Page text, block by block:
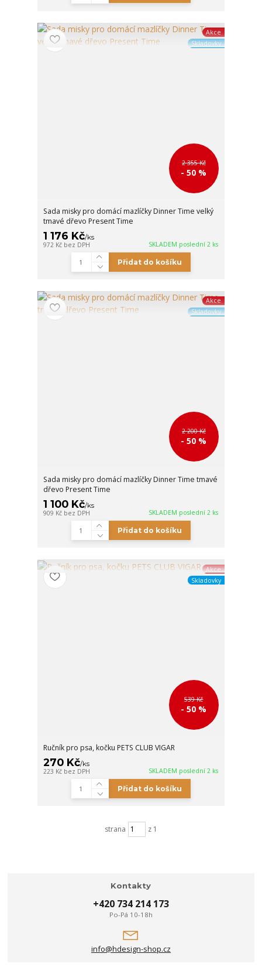
Akce
Skladovky
2 355 Kč
- 50 %
Sada misky pro domácí mazlíčky Dinner Time velký
tmavé dřevo Present Time
1 176 Kč/ks
972 Kč bez DPH SKLADEM poslední 2 ks
Přidat do košíku
Akce
Skladovky
2 200 Kč
- 50 %
Sada misky pro domácí mazlíčky Dinner Time tmavé
dřevo Present Time
1 100 Kč/ks
909 Kč bez DPH SKLADEM poslední 2 ks
Přidat do košíku
Akce
Skladovky
539 Kč
- 50 %
Ručník pro psa, kočku PETS CLUB VIGAR
270 Kč/ks
223 Kč bez DPH SKLADEM poslední 2 ks
Přidat do košíku
strana z 1
Kontakty
+420 734 214 173
Po-Pá 10-18h
info@hdesign-shop.cz